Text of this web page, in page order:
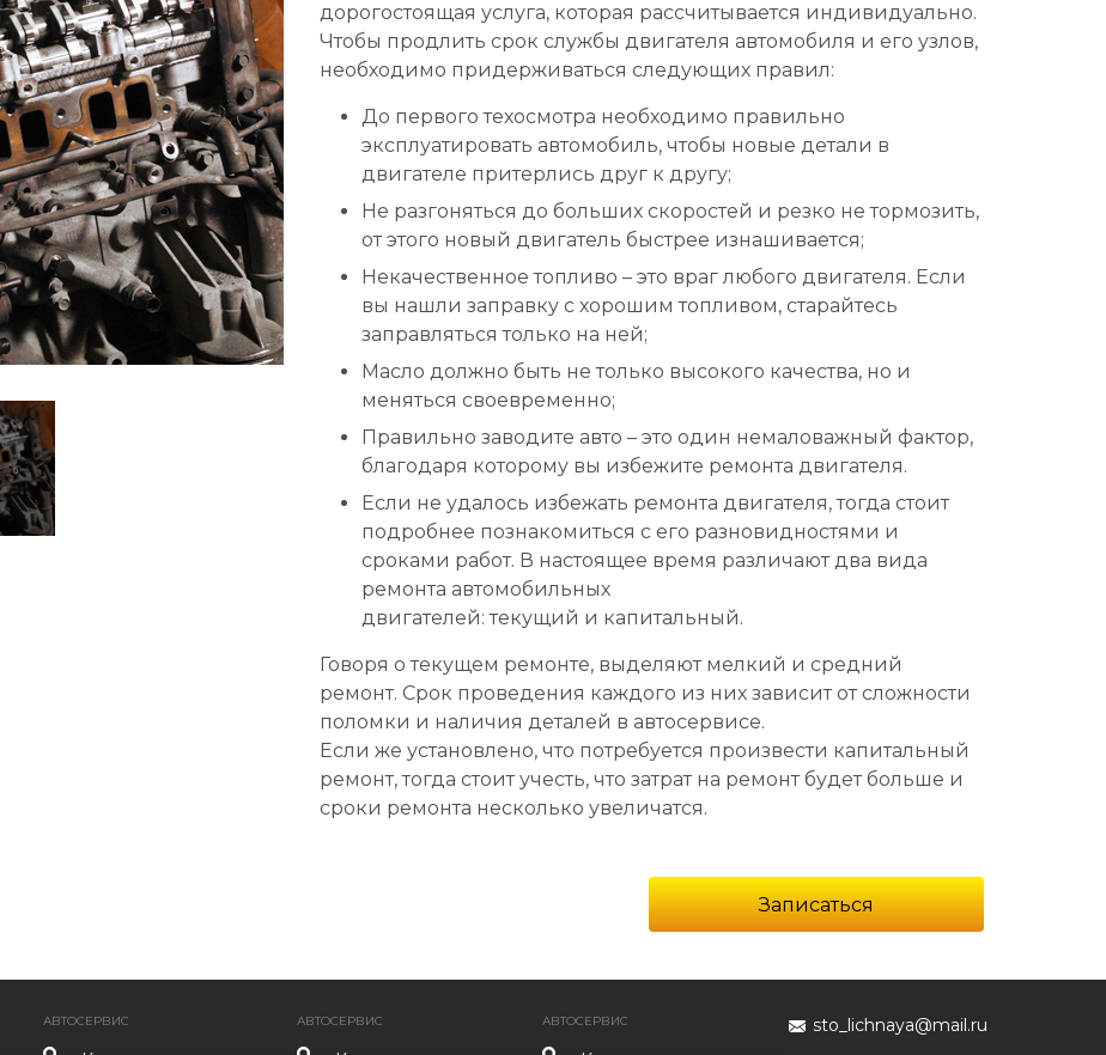
дорогостоящая услуга, которая рассчитывается индивидуально.
Чтобы продлить срок службы двигателя автомобиля и его узлов,
необходимо придерживаться следующих правил:
До первого техосмотра необходимо правильно
эксплуатировать автомобиль, чтобы новые детали в
двигателе притерлись друг к другу;
Не разгоняться до больших скоростей и резко не тормозить,
от этого новый двигатель быстрее изнашивается;
Некачественное топливо – это враг любого двигателя. Если
вы нашли заправку с хорошим топливом, старайтесь
заправляться только на ней;
Масло должно быть не только высокого качества, но и
меняться своевременно;
Правильно заводите авто – это один немаловажный фактор,
благодаря которому вы избежите ремонта двигателя.
Если не удалось избежать ремонта двигателя, тогда стоит
подробнее познакомиться с его разновидностями и
сроками работ. В настоящее время различают два вида
ремонта автомобильных
двигателей: текущий и капитальный.
Говоря о текущем ремонте, выделяют мелкий и средний
ремонт. Срок проведения каждого из них зависит от сложности
поломки и наличия деталей в автосервисе.
Если же установлено, что потребуется произвести капитальный
ремонт, тогда стоит учесть, что затрат на ремонт будет больше и
сроки ремонта несколько увеличатся.
Записаться
АВТОСЕРВИС АВТОСЕРВИС АВТОСЕРВИС sto_lichnaya@mail.ru